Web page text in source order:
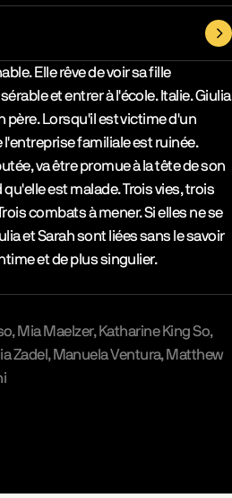
Elle rêve de voir sa fille
et entrer à l'école. Italie. Giulia
père. Lorsqu'il est victime d'un
familiale est ruinée.
va être promue à la tête de son
est malade. Trois vies, trois
combats à mener. Si elles ne se
et Sarah sont liées sans le savoir
et de plus singulier.
Mia Maelzer Katharine King So
Zadel Manuela Ventura Matthew